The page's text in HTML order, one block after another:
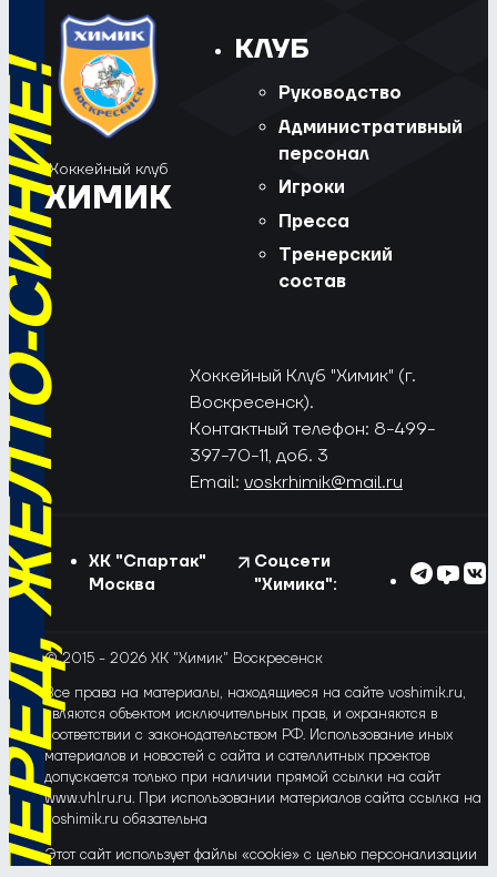
СИНИЕ!
Хоккейный клуб
ХИМИК
КЛУБ
Руководство
Административный
персонал
Игроки
Пресса
Тренерский
состав
Хоккейный Клуб "Химик" (г.
Воскресенск).
Контактный телефон: 8-499-
397-70-11, доб. 3
Email: voskrhimik@mail.ru
ХК "Спартак"
Москва
Соцсети
"Химика":
© 2015 - 2026 ХК "Химик" Воскресенск
Все права на материалы, находящиеся на сайте voshimik.ru,
являются объектом исключительных прав, и охраняются в
соответствии с законодательством РФ. Использование иных
материалов и новостей с сайта и сателлитных проектов
допускается только при наличии прямой ссылки на сайт
www.vhlru.ru. При использовании материалов сайта ссылка на
voshimik.ru обязательна
Этот сайт использует файлы «cookie» с целью персонализации